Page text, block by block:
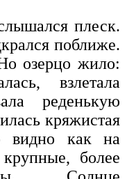
плеск.
поближе.
озерцо жило:
взлетала
реденькую
кряжистая
видно как на
более